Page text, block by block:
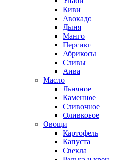
Киви
Авокадо
Дыня
Манго
Персики
Абрикосы
Сливы
Айва
Масло
Льняное
Каменное
Сливочное
Оливковое
Овощи
Картофель
Капуста
Свекла